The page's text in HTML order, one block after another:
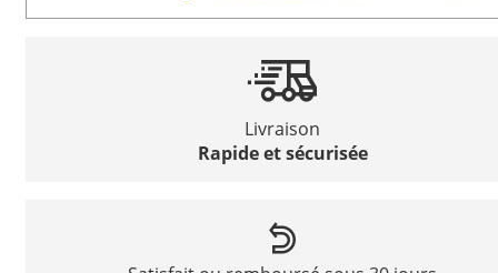
Livraison
Rapide et sécurisée